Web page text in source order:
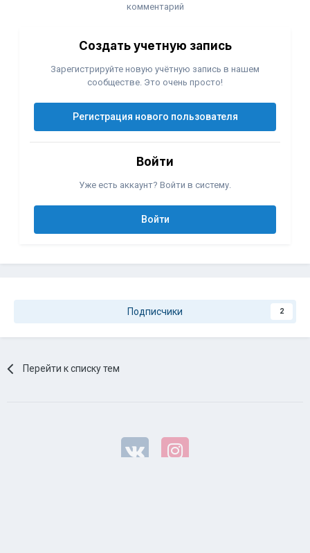
комментарий
Создать учетную запись
Зарегистрируйте новую учётную запись в нашем
сообществе. Это очень просто!
Регистрация нового пользователя
Войти
Уже есть аккаунт? Войти в систему.
Войти
Подписчики 2
Перейти к списку тем